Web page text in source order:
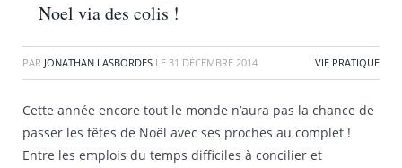
Noel via des colis !
PAR JONATHAN LASBORDES LE 31 DÉCEMBRE 2014 VIE PRATIQUE
Cette année encore tout le monde n’aura pas la chance de
passer les fêtes de Noël avec ses proches au complet !
Entre les emplois du temps difficiles à concilier et